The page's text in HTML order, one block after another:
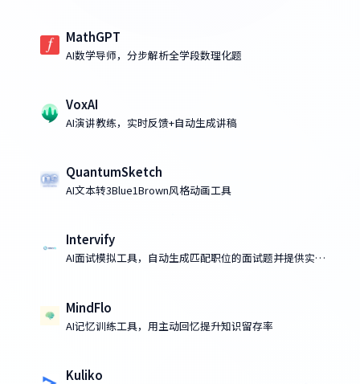
MathGPT
AI数学导师，分步解析全学段数理化题
VoxAI
AI演讲教练，实时反馈+自动生成讲稿
QuantumSketch
AI文本转3Blue1Brown风格动画工具
Intervify
AI面试模拟工具，自动生成匹配职位的面试题并提供实时
MindFlo
AI记忆训练工具，用主动回忆提升知识留存率
Kuliko